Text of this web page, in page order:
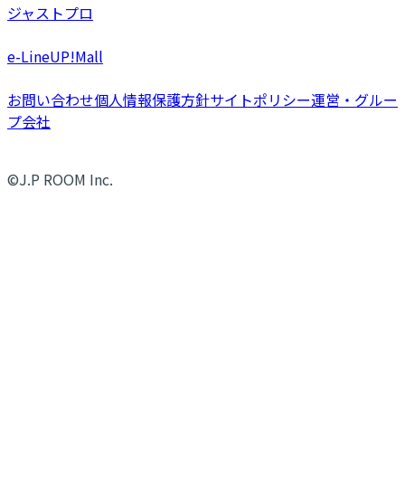
ジャストプロ
e-LineUP!Mall
お問い合わせ個人情報保護方針サイトポリシー運営・グルー
プ会社
©J.P ROOM Inc.